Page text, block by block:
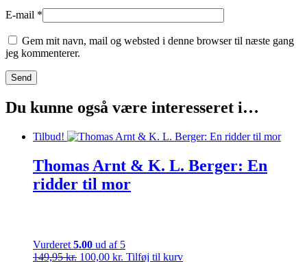
E-mail *
Gem mit navn, mail og websted i denne browser til næste gang
jeg kommenterer.
Du kunne også være interesseret i…
Tilbud!
Thomas Arnt & K. L. Berger: En
ridder til mor
Vurderet 5.00 ud af 5
149,95kr. Den
100,00 kr. Den
Tilføj til kurv